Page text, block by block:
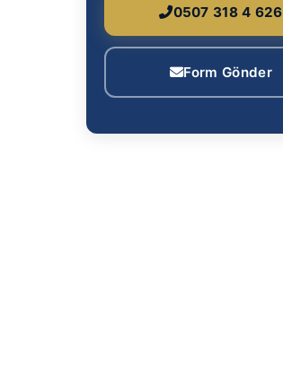
0507 318 4 626
Form Gönder